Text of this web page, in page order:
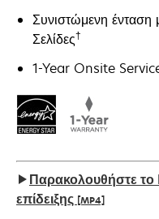
Συνιστώμενη
Σελίδες†
1-Year Onsite
Παρακολουθήστε
επίδειξης [MP4]